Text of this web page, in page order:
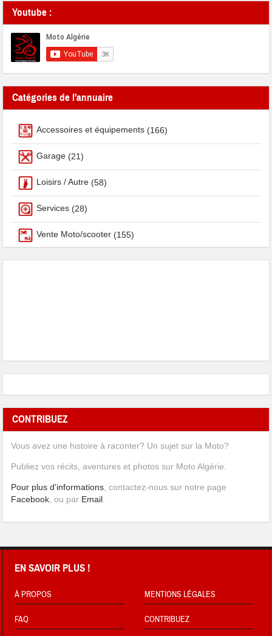
Youtube :
Catégories de l'annuaire
Accessoires et équipements (166)
Garage (21)
Loisirs / Autre (58)
Services (28)
Vente Moto/scooter (155)
CONTRIBUEZ
Vous avez une histoire à raconter? Un sujet sur la Moto?
Publiez vos récits, aventures et photos sur Moto Algérie.
Pour plus d'informations , contactez-nous sur notre page
Facebook , ou par Email
EN SAVOIR PLUS !
À PROPOS MENTIONS LÉGALES
FAQ CONTRIBUEZ